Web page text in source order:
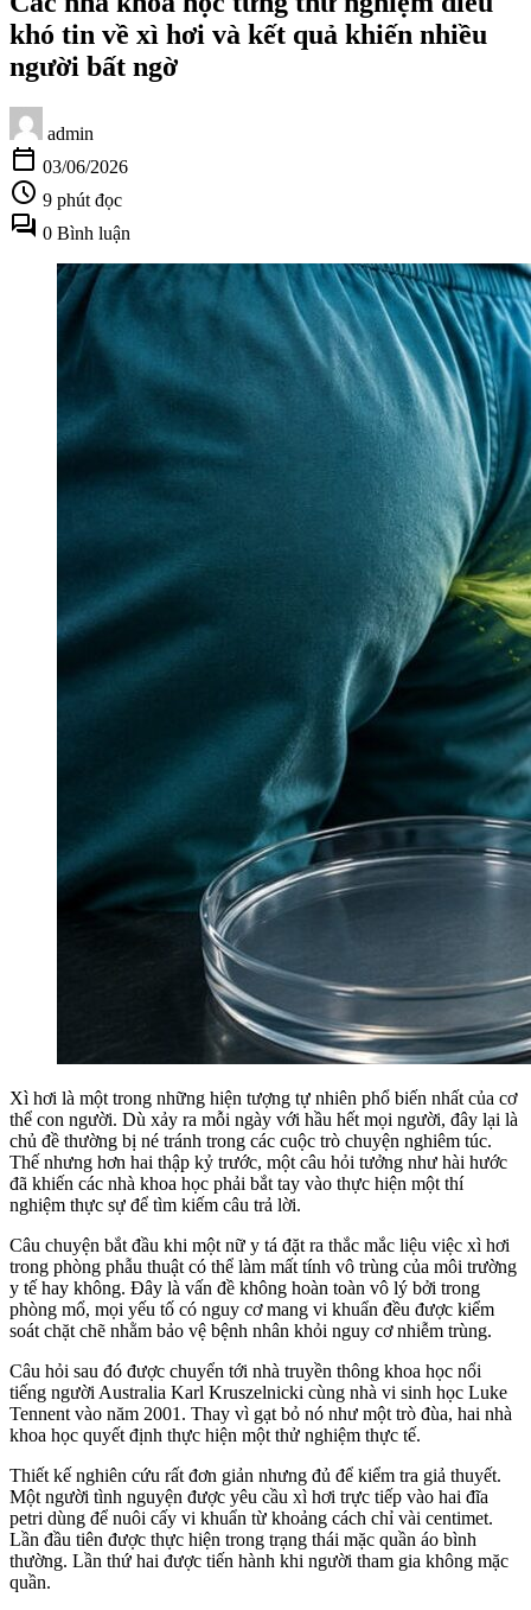
khó tin về xì hơi và kết quả khiến nhiều
người bất ngờ
admin
calendar_today 03/06/2026
schedule 9 phút đọc
forum 0 Bình luận
Xì hơi là một trong những hiện tượng tự nhiên phổ biến nhất của cơ
thể con người. Dù xảy ra mỗi ngày với hầu hết mọi người, đây lại là
chủ đề thường bị né tránh trong các cuộc trò chuyện nghiêm túc.
Thế nhưng hơn hai thập kỷ trước, một câu hỏi tưởng như hài hước
đã khiến các nhà khoa học phải bắt tay vào thực hiện một thí
nghiệm thực sự để tìm kiếm câu trả lời.
Câu chuyện bắt đầu khi một nữ y tá đặt ra thắc mắc liệu việc xì hơi
trong phòng phẫu thuật có thể làm mất tính vô trùng của môi trường
y tế hay không. Đây là vấn đề không hoàn toàn vô lý bởi trong
phòng mổ, mọi yếu tố có nguy cơ mang vi khuẩn đều được kiểm
soát chặt chẽ nhằm bảo vệ bệnh nhân khỏi nguy cơ nhiễm trùng.
Câu hỏi sau đó được chuyển tới nhà truyền thông khoa học nổi
tiếng người Australia Karl Kruszelnicki cùng nhà vi sinh học Luke
Tennent vào năm 2001. Thay vì gạt bỏ nó như một trò đùa, hai nhà
khoa học quyết định thực hiện một thử nghiệm thực tế.
Thiết kế nghiên cứu rất đơn giản nhưng đủ để kiểm tra giả thuyết.
Một người tình nguyện được yêu cầu xì hơi trực tiếp vào hai đĩa
petri dùng để nuôi cấy vi khuẩn từ khoảng cách chỉ vài centimet.
Lần đầu tiên được thực hiện trong trạng thái mặc quần áo bình
thường. Lần thứ hai được tiến hành khi người tham gia không mặc
quần.